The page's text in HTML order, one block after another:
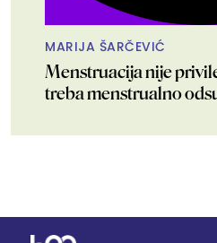
MARIJA ŠARČEVIĆ
Menstruacija nije
treba menstrualno